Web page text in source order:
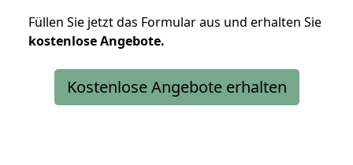
Füllen Sie jetzt das Formular aus und erhalten Sie
kostenloseAngebote.
Kostenlose Angebote erhalten